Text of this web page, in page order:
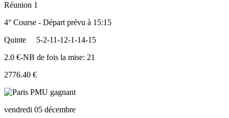
Réunion 1
4° Course - Départ prévu à 15:15
Quinte
5-2-11-12-1-14-15
2.0 €-NB de fois la mise: 21
2776.40 €
vendredi 05 décembre